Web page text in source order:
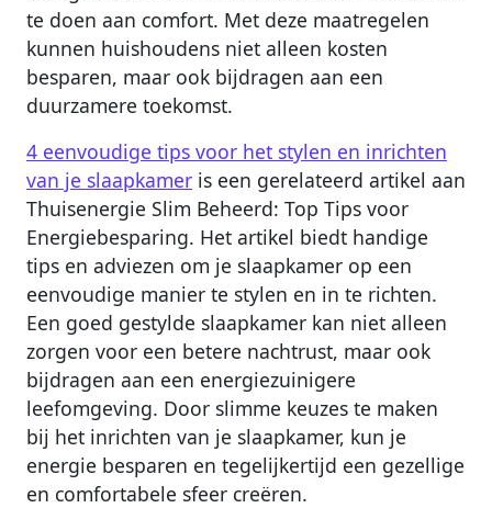
te doen aan comfort. Met deze maatregelen
kunnen huishoudens niet alleen kosten
besparen, maar ook bijdragen aan een
duurzamere toekomst.
4 eenvoudige tips voor het stylen en inrichten
van je slaapkamer is een gerelateerd artikel aan
Thuisenergie Slim Beheerd: Top Tips voor
Energiebesparing. Het artikel biedt handige
tips en adviezen om je slaapkamer op een
eenvoudige manier te stylen en in te richten.
Een goed gestylde slaapkamer kan niet alleen
zorgen voor een betere nachtrust, maar ook
bijdragen aan een energiezuinigere
leefomgeving. Door slimme keuzes te maken
bij het inrichten van je slaapkamer, kun je
energie besparen en tegelijkertijd een gezellige
en comfortabele sfeer creëren.